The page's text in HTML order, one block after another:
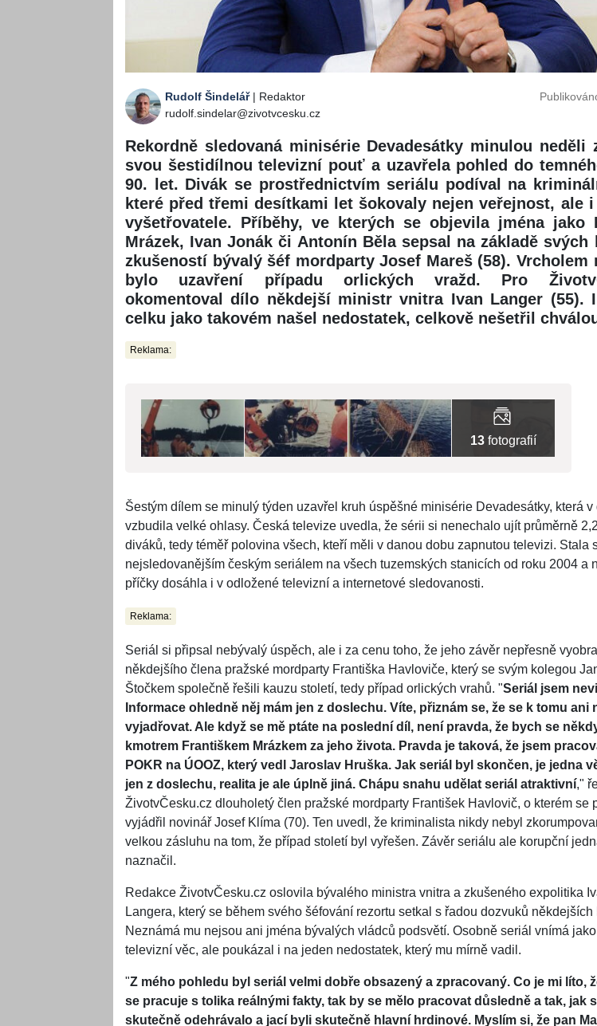
Rudolf Šindelář| Redaktor
rudolf.sindelar@zivotvcesku.cz
Rekordně sledovaná minisérie Devadesátky minulou neděli
svou šestidílnou televizní pouť a uzavřela pohled do
90. let. Divák se prostřednictvím seriálu podíval na
které před třemi desítkami let šokovaly nejen veřejnost, ale i
vyšetřovatele. Příběhy, ve kterých se objevila jména jako
Mrázek, Ivan Jonák či Antonín Běla sepsal na základě svých
zkušeností bývalý šéf mordparty Josef Mareš (58). Vrcholem
bylo uzavření případu orlických vražd. Pro
okomentoval dílo někdejší ministr vnitra Ivan Langer (55).
celku jako takovém našel nedostatek, celkově nešetřil
Reklama:
13 fotografií
Šestým dílem se minulý týden uzavřel kruh úspěšné minisérie Devadesátky, která v
vzbudila velké ohlasy. Česká televize uvedla, že sérii si nenechalo ujít průměrně
diváků, tedy téměř polovina všech, kteří měli v danou dobu zapnutou televizi. Stala
nejsledovanějším českým seriálem na všech tuzemských stanicích od roku 2004 a
příčky dosáhla i v odložené televizní a internetové sledovanosti.
Reklama:
Seriál si připsal nebývalý úspěch, ale i za cenu toho, že jeho závěr nepřesně
někdejšího člena pražské mordparty Františka Havloviče, který se svým kolegou
Štočkem společně řešili kauzu století, tedy případ orlických vrahů. "Seriál jsem
Informace ohledně něj mám jen z doslechu. Víte, přiznám se, že se k tomu ani
vyjadřovat. Ale když se mě ptáte na poslední díl, není pravda, že bych se
kmotrem Františkem Mrázkem za jeho života. Pravda je taková, že jsem
POKR na ÚOOZ, který vedl Jaroslav Hruška. Jak seriál byl skončen, je jedna
jen z doslechu, realita je ale úplně jiná. Chápu snahu udělat seriál atraktivní,"
ŽivotvČesku.cz dlouholetý člen pražské mordparty František Havlovič, o kterém se
vyjádřil novinář Josef Klíma (70). Ten uvedl, že kriminalista nikdy nebyl
velkou zásluhu na tom, že případ století byl vyřešen. Závěr seriálu ale korupční
naznačil.
Redakce ŽivotvČesku.cz oslovila bývalého ministra vnitra a zkušeného expolitika
Langera, který se během svého šéfování rezortu setkal s řadou dozvuků někdejších
Neznámá mu nejsou ani jména bývalých vládců podsvětí. Osobně seriál vnímá
televizní věc, ale poukázal i na jeden nedostatek, který mu mírně vadil.
"Z mého pohledu byl seriál velmi dobře obsazený a zpracovaný. Co je mi líto,
se pracuje s tolika reálnými fakty, tak by se mělo pracovat důsledně a tak, jak
skutečně odehrávalo a jací byli skutečně hlavní hrdinové. Myslím si, že pan